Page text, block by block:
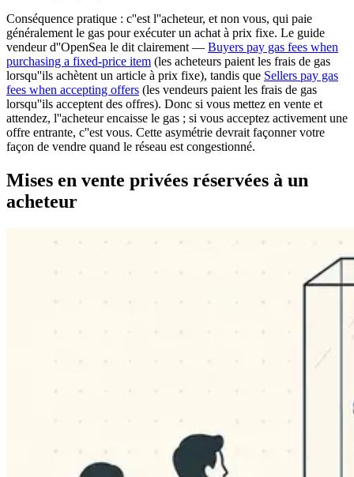
Conséquence pratique : c''est l''acheteur, et non vous, qui paie
généralement le gas pour exécuter un achat à prix fixe. Le guide
vendeur d''OpenSea le dit clairement — Buyers pay gas fees when
purchasing a fixed-price item (les acheteurs paient les frais de gas
lorsqu''ils achètent un article à prix fixe), tandis que Sellers pay gas
fees when accepting offers (les vendeurs paient les frais de gas
lorsqu''ils acceptent des offres). Donc si vous mettez en vente et
attendez, l''acheteur encaisse le gas ; si vous acceptez activement une
offre entrante, c''est vous. Cette asymétrie devrait façonner votre
façon de vendre quand le réseau est congestionné.
Mises en vente privées réservées à un
acheteur